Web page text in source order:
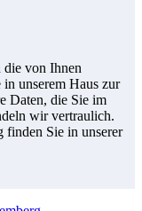
die von Ihnen
in unserem Haus zur
Daten, die Sie im
wir vertraulich.
finden Sie in unserer